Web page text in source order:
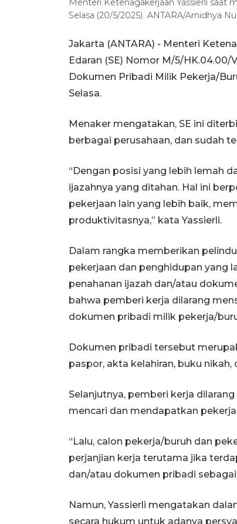
Menteri Ketenagakerjaan Yassierli saat
Selasa (20/5/2025). ANTARA/Arnidhya
Jakarta (ANTARA) - Menteri
Edaran (SE) Nomor M/5/
Dokumen Pribadi Milik Pekerja/
Selasa.
Menaker mengatakan, SE ini
berbagai perusahaan, dan sudah
“Dengan posisi yang lebih lemah
ijazahnya yang ditahan. Hal ini
pekerjaan lain yang lebih baik,
produktivitasnya,” kata Yassierli.
Dalam rangka memberikan
pekerjaan dan penghidupan yang
penahanan ijazah dan/atau
bahwa pemberi kerja dilarang
dokumen pribadi milik pekerja/
Dokumen pribadi tersebut
paspor, akta kelahiran, buku
Selanjutnya, pemberi kerja
mencari dan mendapatkan
“Lalu, calon pekerja/buruh dan
perjanjian kerja terutama jika
dan/atau dokumen pribadi
Namun, Yassierli mengatakan
secara hukum untuk adanya